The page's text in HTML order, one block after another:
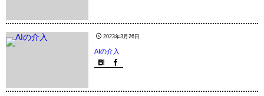
2023年3月26日
AIの介入